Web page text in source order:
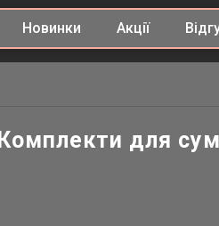
Новинки Акції
Комплекти для